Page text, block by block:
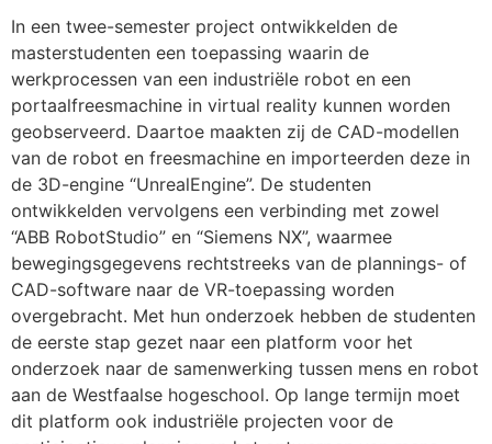
In een twee-semester project ontwikkelden de
masterstudenten een toepassing waarin de
werkprocessen van een industriële robot en een
portaalfreesmachine in virtual reality kunnen worden
geobserveerd. Daartoe maakten zij de CAD-modellen
van de robot en freesmachine en importeerden deze in
de 3D-engine “UnrealEngine”. De studenten
ontwikkelden vervolgens een verbinding met zowel
“ABB RobotStudio” en “Siemens NX”, waarmee
bewegingsgegevens rechtstreeks van de plannings- of
CAD-software naar de VR-toepassing worden
overgebracht. Met hun onderzoek hebben de studenten
de eerste stap gezet naar een platform voor het
onderzoek naar de samenwerking tussen mens en robot
aan de Westfaalse hogeschool. Op lange termijn moet
dit platform ook industriële projecten voor de